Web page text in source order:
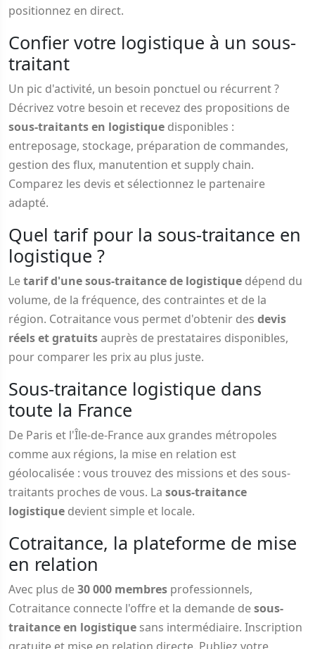
positionnez en direct.
Confier votre logistique à un sous-
traitant
Un pic d'activité, un besoin ponctuel ou récurrent ?
Décrivez votre besoin et recevez des propositions de
sous-traitants en logistique disponibles :
entreposage, stockage, préparation de commandes,
gestion des flux, manutention et supply chain.
Comparez les devis et sélectionnez le partenaire
adapté.
Quel tarif pour la sous-traitance en
logistique ?
Letarif d'une sous-traitance de logistique dépend du
volume, de la fréquence, des contraintes et de la
région. Cotraitance vous permet d'obtenir des devis
réels et gratuitsauprès de prestataires disponibles,
pour comparer les prix au plus juste.
Sous-traitance logistique dans
toute la France
De Paris et l'Île-de-France aux grandes métropoles
comme aux régions, la mise en relation est
géolocalisée : vous trouvez des missions et des sous-
traitants proches de vous. La sous-traitance
logistique devient simple et locale.
Cotraitance, la plateforme de mise
en relation
Avec plus de30 000 membres professionnels,
Cotraitance connecte l'offre et la demande desous-
traitance en logistique sans intermédiaire. Inscription